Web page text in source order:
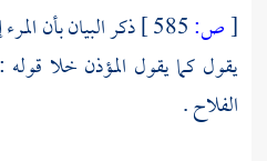
[ص:
ذكر البيان بأن
يقول كما يقول المؤذن خلا
الفلاح .